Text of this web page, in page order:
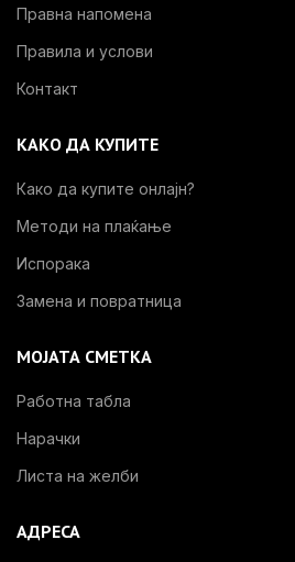
Правна напомена
Правила и услови
Контакт
КАКО ДА КУПИТЕ
Како да купите онлајн?
Методи на плаќање
Испорака
Замена и повратница
МОЈАТА СМЕТКА
Работна табла
Нарачки
Листа на желби
АДРЕСА